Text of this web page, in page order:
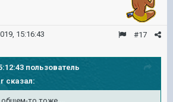
#17
15:16:43
пользователь
сказал: